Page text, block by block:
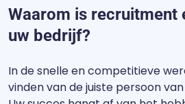
Waarom is recruitment
uw bedrijf?
In de snelle en competitieve
vinden van de juiste persoon